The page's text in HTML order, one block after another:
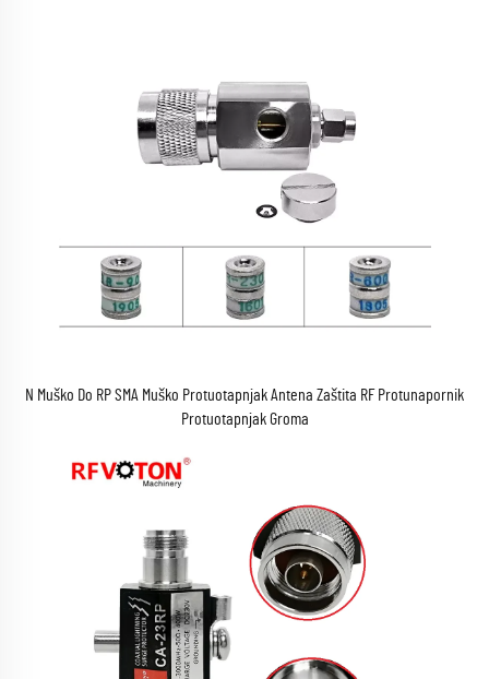
N Muško Do RP SMA Muško Protuotapnjak Antena Zaštita RF Protunapornik
Protuotapnjak Groma